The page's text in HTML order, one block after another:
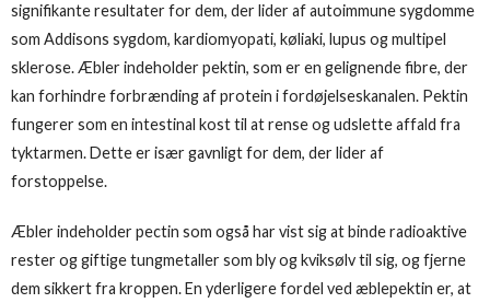
signifikante resultater for dem, der lider af autoimmune sygdomme
som Addisons sygdom, kardiomyopati, køliaki, lupus og multipel
sklerose. Æbler indeholder pektin, som er en gelignende fibre, der
kan forhindre forbrænding af protein i fordøjelseskanalen. Pektin
fungerer som en intestinal kost til at rense og udslette affald fra
tyktarmen. Dette er især gavnligt for dem, der lider af
forstoppelse.
Æbler indeholder pectin som også har vist sig at binde radioaktive
rester og giftige tungmetaller som bly og kviksølv til sig, og fjerne
dem sikkert fra kroppen. En yderligere fordel ved æblepektin er, at